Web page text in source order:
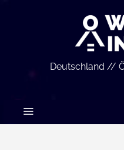
Deutschland //